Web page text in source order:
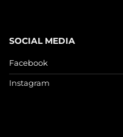
SOCIAL MEDIA
Facebook
Instagram